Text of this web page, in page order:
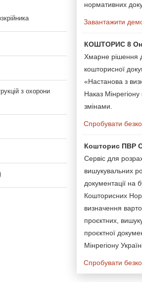
з охорони
нормативних
Завантажити
КОШТОРИС 8
Хмарне рішення
кошторисної
«Настанова з
Наказ
змінами.
Спробувати
Кошторис ПВР
Сервіс для
вишукувальних
документації на
Кошторисних
визначення
проєктних,
проєктної
Мінрегіону
Спробувати